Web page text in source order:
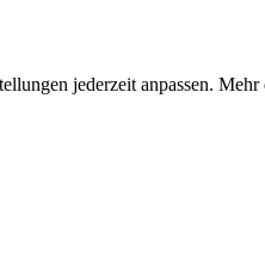
jederzeit anpassen. Mehr